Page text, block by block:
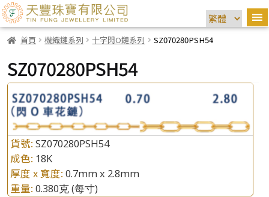
首頁 機織鏈系列 十字閃O鏈系列 SZ070280PSH54
SZ070280PSH54
貨號: SZ070280PSH54
成色: 18K
厚度 x 寬度: 0.7mm x 2.8mm
重量: 0.380克(每寸)